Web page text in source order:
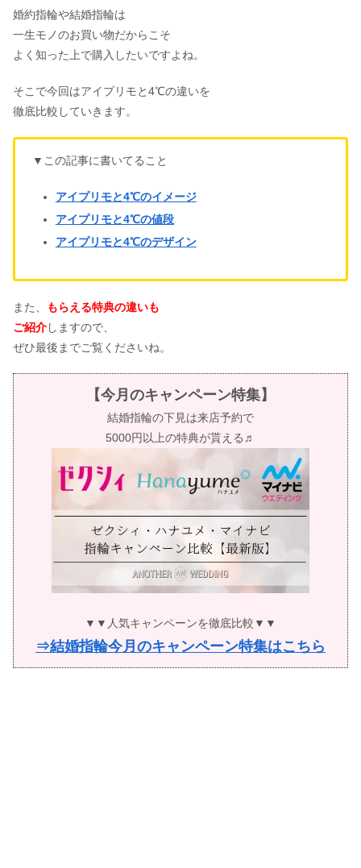
婚約指輪や結婚指輪は
一生モノのお買い物だからこそ
よく知った上で購入したいですよね。
そこで今回はアイプリモと4℃の違いを
徹底比較していきます。
▼この記事に書いてること
アイプリモと4℃のイメージ
アイプリモと4℃の値段
アイプリモと4℃のデザイン
また、
もらえる特典の違いも
ご紹介しますので、
ぜひ最後までご覧くださいね。
【今月のキャンペーン特集】
結婚指輪の下見は来店予約で
5000円以上の特典が貰える♬
▼▼人気キャンペーンを徹底比較▼▼
⇒結婚指輪今月のキャンペーン特集はこちら